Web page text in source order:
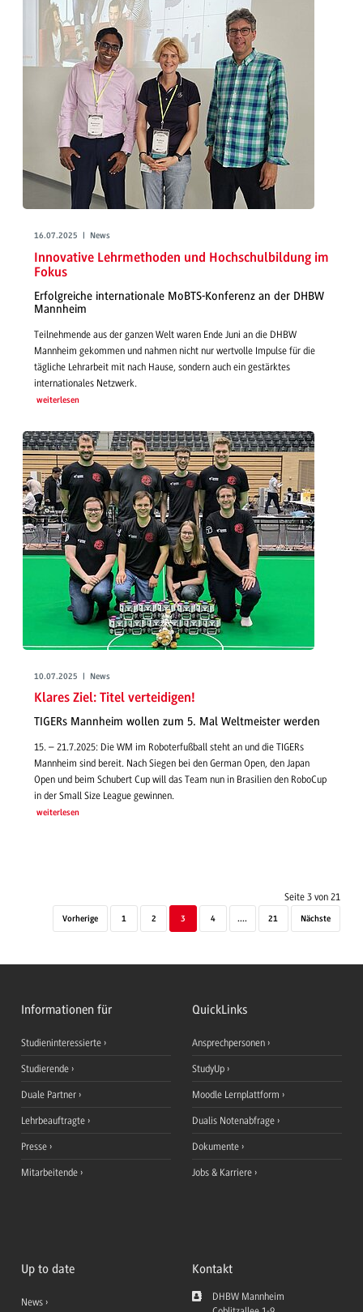
16.07.2025 | News
Innovative Lehrmethoden und Hochschulbildung im
Fokus
Erfolgreiche internationale MoBTS-Konferenz an der DHBW
Mannheim
Teilnehmende aus der ganzen Welt waren Ende Juni an die DHBW
Mannheim gekommen und nahmen nicht nur wertvolle Impulse für die
tägliche Lehrarbeit mit nach Hause, sondern auch ein gestärktes
internationales Netzwerk.
weiterlesen
10.07.2025 | News
Klares Ziel: Titel verteidigen!
TIGERs Mannheim wollen zum 5. Mal Weltmeister werden
15. – 21.7.2025: Die WM im Roboterfußball steht an und die TIGERs
Mannheim sind bereit. Nach Siegen bei den German Open, den Japan
Open und beim Schubert Cup will das Team nun in Brasilien den RoboCup
in der Small Size League gewinnen.
weiterlesen
Seite 3 von 21
Vorherige 1 2 3 4 .... 21 Nächste
Informationen für
Studieninteressierte
Studierende
Duale Partner
Lehrbeauftragte
Presse
Mitarbeitende
QuickLinks
Ansprechpersonen
StudyUp
Moodle Lernplattform
Dualis Notenabfrage
Dokumente
Jobs & Karriere
Up to date
News
Kontakt
DHBW Mannheim